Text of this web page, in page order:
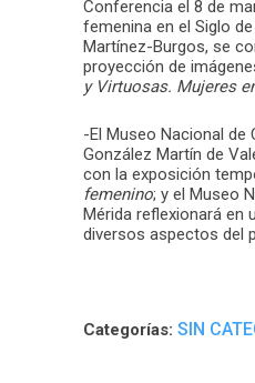
Conferencia el 8 de
femenina en el Siglo
Martínez-Burgos, se
proyección de
y Virtuosas. Mujeres
-El Museo Nacional de
González Martín de
con la exposición
femenino; y el Museo
Mérida reflexionará en
diversos aspectos del
Categorías: SIN